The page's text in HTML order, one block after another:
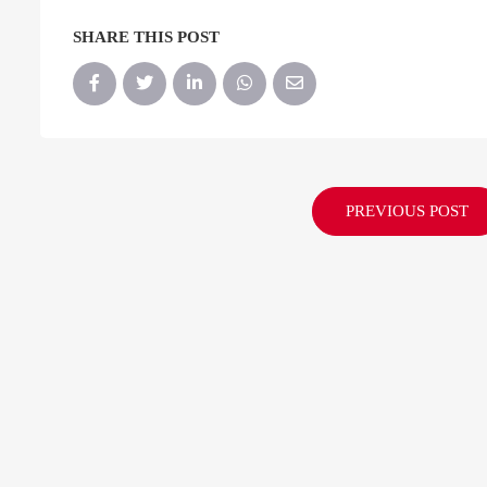
SHARE THIS POST
PREVIOUS POST